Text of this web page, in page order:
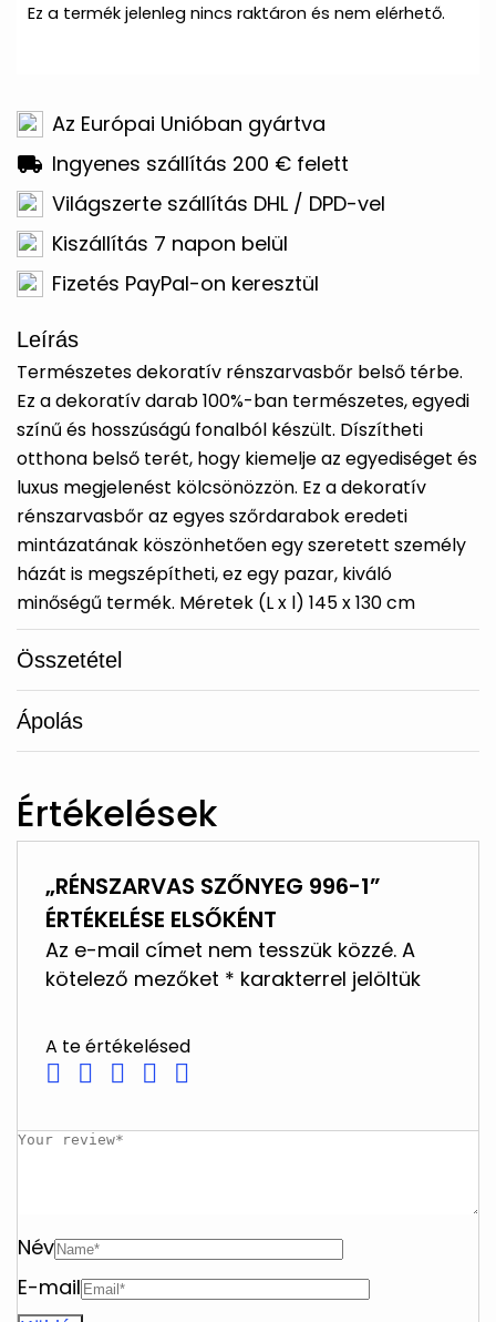
Ez a termék jelenleg nincs raktáron és nem elérhető.
Az Európai Unióban gyártva
Ingyenes szállítás 200 € felett
Világszerte szállítás DHL / DPD-vel
Kiszállítás 7 napon belül
Fizetés PayPal-on keresztül
Leírás
Természetes dekoratív rénszarvasbőr belső térbe.
Ez a dekoratív darab 100%-ban természetes, egyedi
színű és hosszúságú fonalból készült. Díszítheti
otthona belső terét, hogy kiemelje az egyediséget és
luxus megjelenést kölcsönözzön. Ez a dekoratív
rénszarvasbőr az egyes szőrdarabok eredeti
mintázatának köszönhetően egy szeretett személy
házát is megszépítheti, ez egy pazar, kiváló
minőségű termék. Méretek (L x l) 145 x 130 cm
Összetétel
Ápolás
Értékelések
„RÉNSZARVAS SZŐNYEG 996-1”
ÉRTÉKELÉSE ELSŐKÉNT
Az e-mail címet nem tesszük közzé. A
kötelező mezőket * karakterrel jelöltük
A te értékelésed
Név
E-mail